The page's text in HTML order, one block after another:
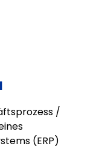
/
(ERP)